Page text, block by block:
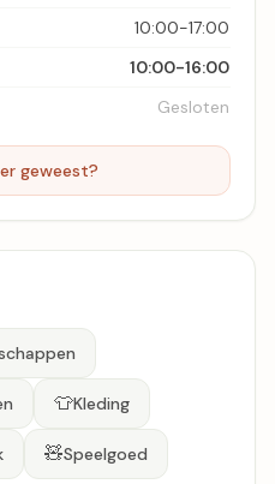
10:00-17:00
10:00-16:00
Gesloten
geweest?
👕Kleding
🧸Speelgoed